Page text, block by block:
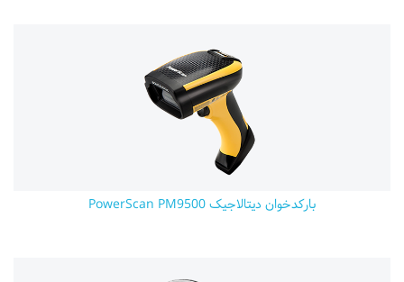
بارکدخوان دیتالاجیک PowerScan PM9500